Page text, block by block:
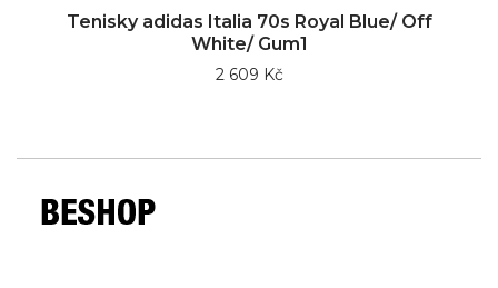
Tenisky adidas Italia 70s Royal Blue/ Off
White/ Gum1
2 609 Kč